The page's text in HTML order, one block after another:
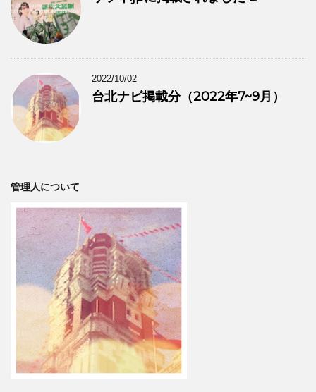
2022/10/02
台北ナビ掲載分（2022年7~9月）
管理人について